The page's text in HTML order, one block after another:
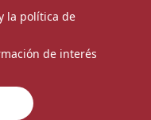
la política de
de interés